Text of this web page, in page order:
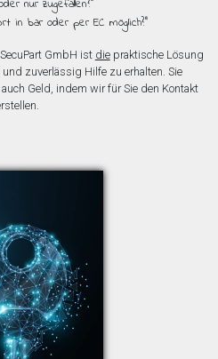
nur zugefallen?”
in bar oder per EC möglich?”
GmbH ist diepraktische Lösung
zuverlässig Hilfe zu erhalten. Sie
Geld, indem wir für Sie den Kontakt